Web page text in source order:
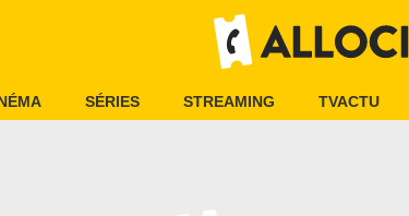
SÉRIES STREAMING TVACTU